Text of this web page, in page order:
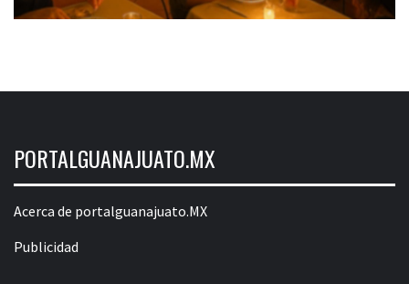
PORTALGUANAJUATO.MX
Acerca de portalguanajuato.MX
Publicidad